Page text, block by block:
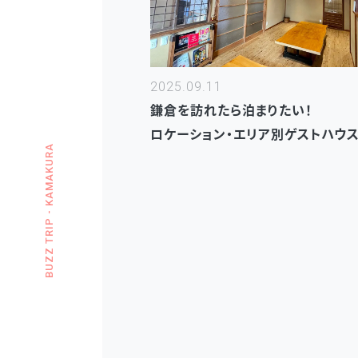
BUZZ TRIP - KAMAKURA
2025.09.11
鎌倉を訪れたら泊まりたい！
ロケーション・エリア別ゲストハウ